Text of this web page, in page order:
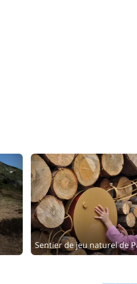
Sentier de jeu naturel de